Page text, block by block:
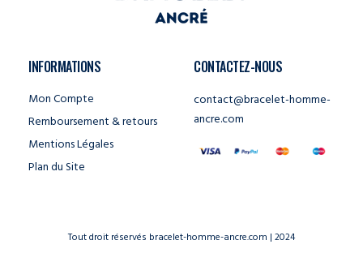
INFORMATIONS
Mon Compte
Remboursement & retours
Mentions Légales
Plan du Site
CONTACTEZ-NOUS
contact@bracelet-homme-
ancre.com
Tout droit réservés bracelet-homme-ancre.com | 2024